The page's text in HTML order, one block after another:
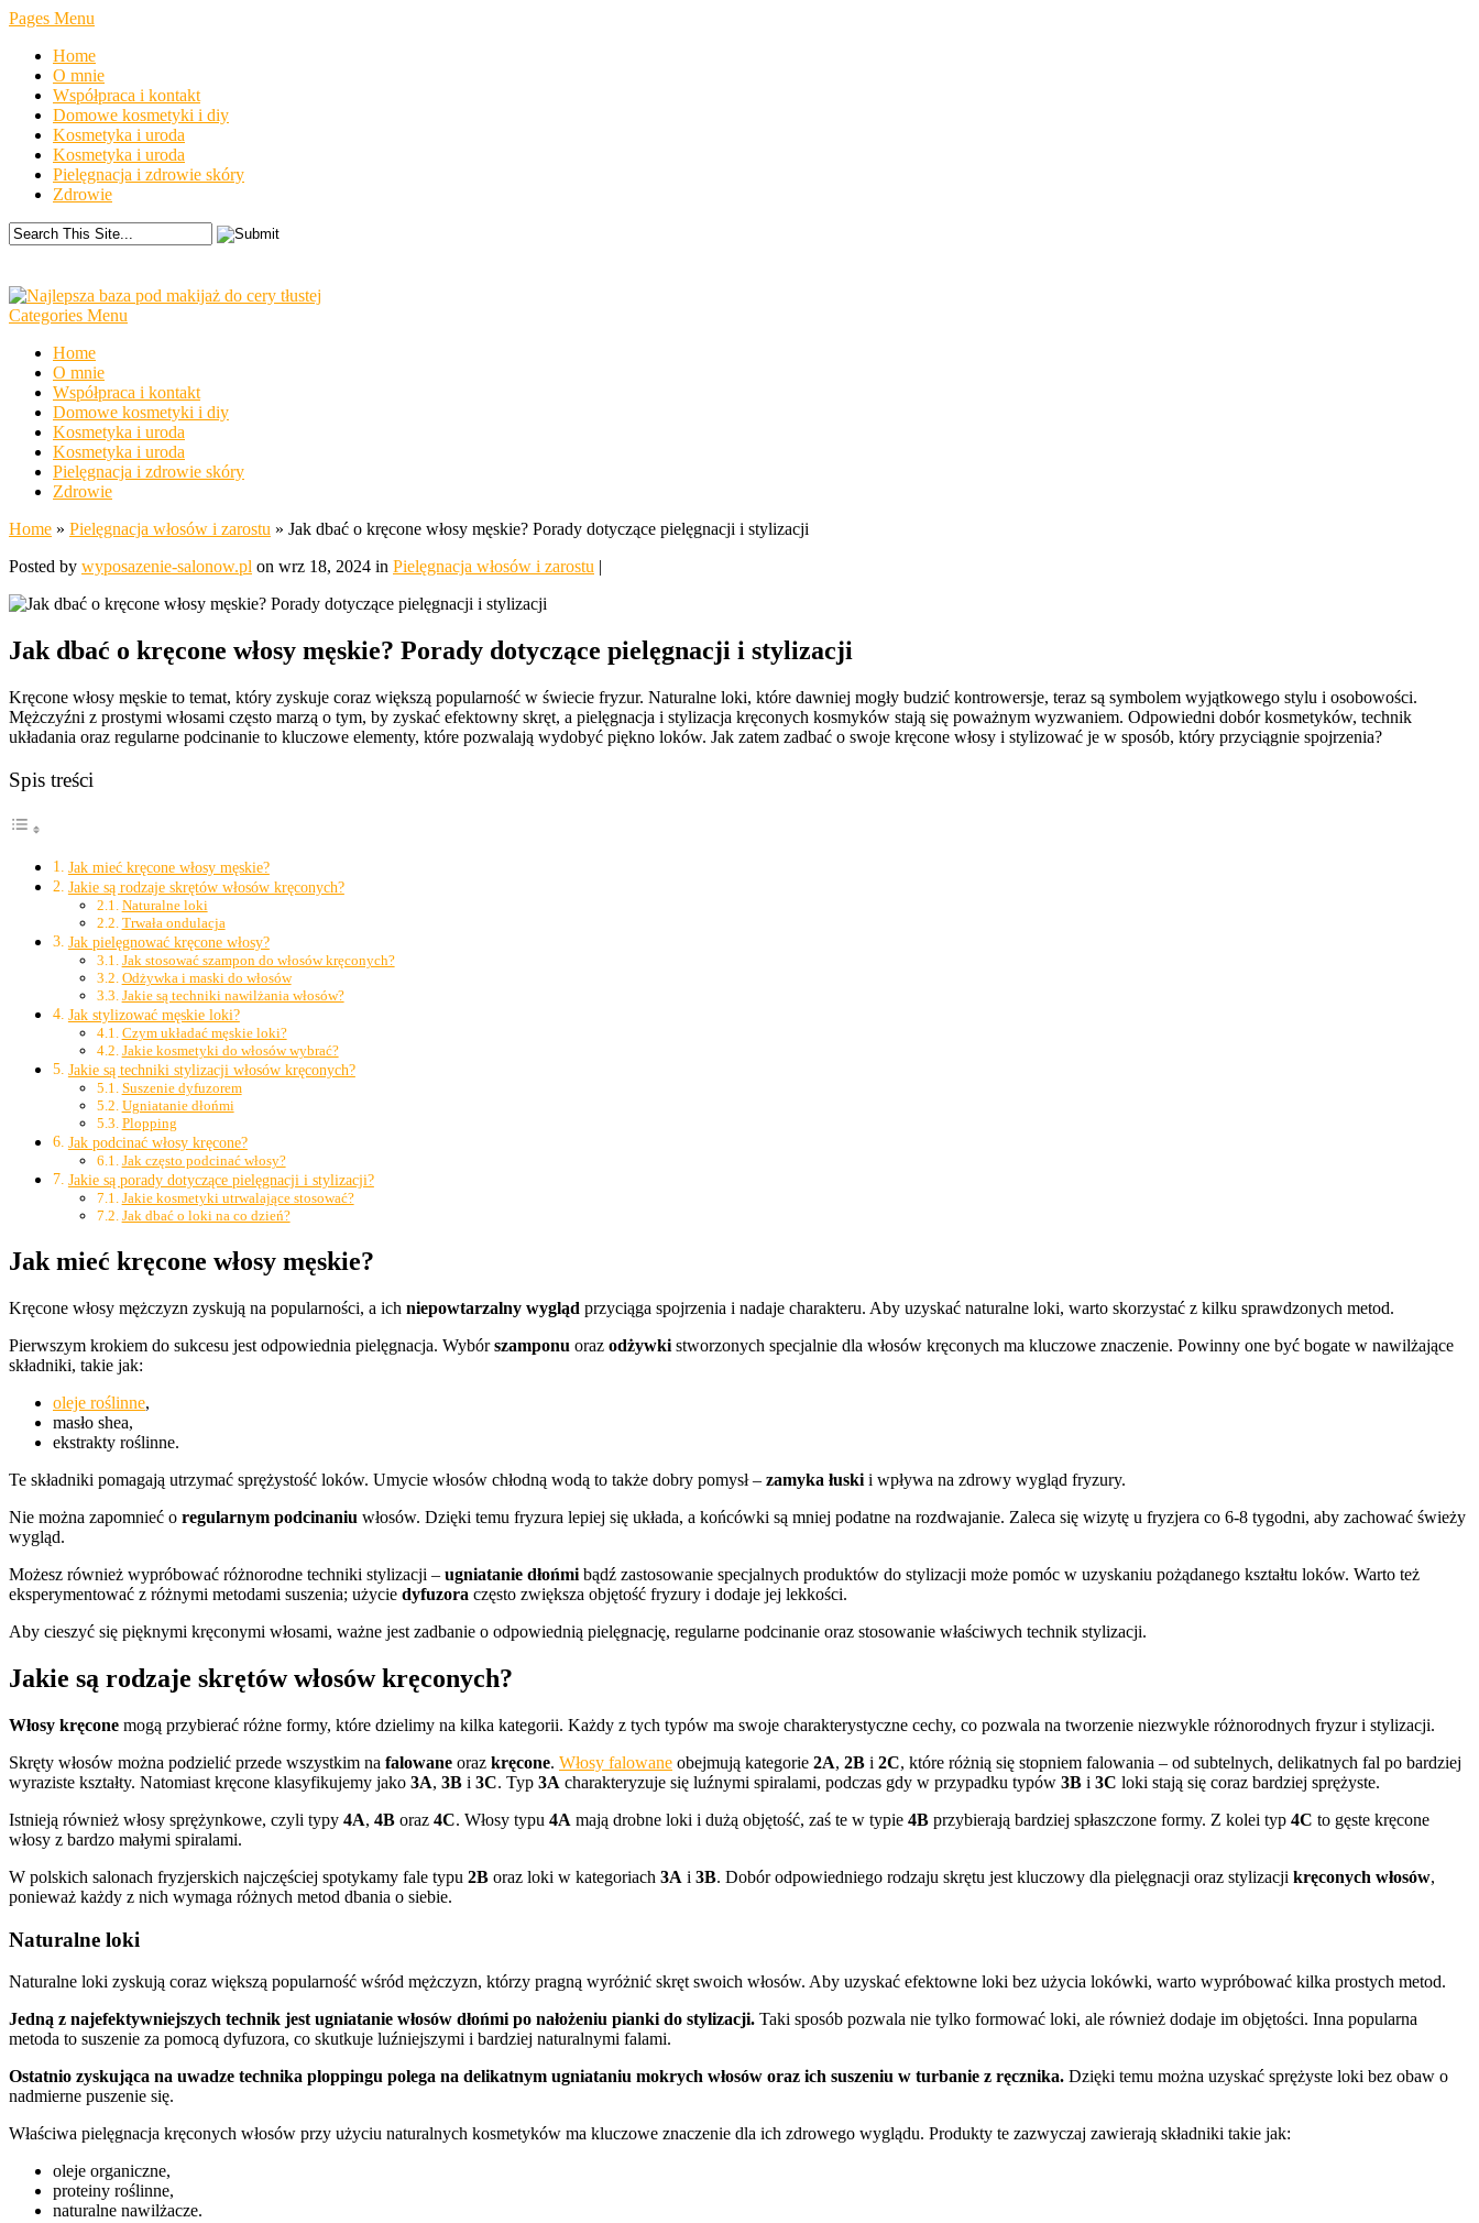
Pages Menu
Home
O mnie
Współpraca i kontakt
Domowe kosmetyki i diy
Kosmetyka i uroda
Kosmetyka i uroda
Pielęgnacja i zdrowie skóry
Zdrowie
Categories Menu
Home
O mnie
Współpraca i kontakt
Domowe kosmetyki i diy
Kosmetyka i uroda
Kosmetyka i uroda
Pielęgnacja i zdrowie skóry
Zdrowie
Home » Pielęgnacja włosów i zarostu » Jak dbać o kręcone włosy męskie? Porady dotyczące pielęgnacji i stylizacji
Posted by wyposazenie-salonow.pl on wrz 18, 2024 in Pielęgnacja włosów i zarostu |
Jak dbać o kręcone włosy męskie? Porady dotyczące pielęgnacji i stylizacji
Kręcone włosy męskie to temat, który zyskuje coraz większą popularność w świecie fryzur. Naturalne loki, które dawniej mogły budzić kontrowersje, teraz są symbolem wyjątkowego stylu i osobowości.
Mężczyźni z prostymi włosami często marzą o tym, by zyskać efektowny skręt, a pielęgnacja i stylizacja kręconych kosmyków stają się poważnym wyzwaniem. Odpowiedni dobór kosmetyków, technik
układania oraz regularne podcinanie to kluczowe elementy, które pozwalają wydobyć piękno loków. Jak zatem zadbać o swoje kręcone włosy i stylizować je w sposób, który przyciągnie spojrzenia?
Spis treści
Jak mieć kręcone włosy męskie?
Jakie są rodzaje skrętów włosów kręconych?
Naturalne loki
Trwała ondulacja
Jak pielęgnować kręcone włosy?
Jak stosować szampon do włosów kręconych?
Odżywka i maski do włosów
Jakie są techniki nawilżania włosów?
Jak stylizować męskie loki?
Czym układać męskie loki?
Jakie kosmetyki do włosów wybrać?
Jakie są techniki stylizacji włosów kręconych?
Suszenie dyfuzorem
Ugniatanie dłońmi
Plopping
Jak podcinać włosy kręcone?
Jak często podcinać włosy?
Jakie są porady dotyczące pielęgnacji i stylizacji?
Jakie kosmetyki utrwalające stosować?
Jak dbać o loki na co dzień?
Jak mieć kręcone włosy męskie?
Kręcone włosy mężczyzn zyskują na popularności, a ich niepowtarzalny wygląd przyciąga spojrzenia i nadaje charakteru. Aby uzyskać naturalne loki, warto skorzystać z kilku sprawdzonych metod.
Pierwszym krokiem do sukcesu jest odpowiednia pielęgnacja. Wybórszamponu oraz odżywki stworzonych specjalnie dla włosów kręconych ma kluczowe znaczenie. Powinny one być bogate w nawilżające
składniki, takie jak:
oleje roślinne,
masło shea,
ekstrakty roślinne.
Te składniki pomagają utrzymać sprężystość loków. Umycie włosów chłodną wodą to także dobry pomysł – zamyka łuski i wpływa na zdrowy wygląd fryzury.
Nie można zapomnieć o regularnym podcinaniu włosów. Dzięki temu fryzura lepiej się układa, a końcówki są mniej podatne na rozdwajanie. Zaleca się wizytę u fryzjera co 6-8 tygodni, aby zachować świeży
wygląd.
Możesz również wypróbować różnorodne techniki stylizacji – ugniatanie dłońmi bądź zastosowanie specjalnych produktów do stylizacji może pomóc w uzyskaniu pożądanego kształtu loków. Warto też
eksperymentować z różnymi metodami suszenia; użycie dyfuzora często zwiększa objętość fryzury i dodaje jej lekkości.
Aby cieszyć się pięknymi kręconymi włosami, ważne jest zadbanie o odpowiednią pielęgnację, regularne podcinanie oraz stosowanie właściwych technik stylizacji.
Jakie są rodzaje skrętów włosów kręconych?
Włosy kręcone mogą przybierać różne formy, które dzielimy na kilka kategorii. Każdy z tych typów ma swoje charakterystyczne cechy, co pozwala na tworzenie niezwykle różnorodnych fryzur i stylizacji.
Skręty włosów można podzielić przede wszystkim na falowane oraz kręcone. Włosy falowane obejmują kategorie 2A, 2B i 2C, które różnią się stopniem falowania – od subtelnych, delikatnych fal po bardziej
wyraziste kształty. Natomiast kręcone klasyfikujemy jako 3A, 3B i 3C. Typ 3A charakteryzuje się luźnymi spiralami, podczas gdy w przypadku typów 3B i 3C loki stają się coraz bardziej sprężyste.
Istnieją również włosy sprężynkowe, czyli typy 4A, 4B oraz 4C. Włosy typu 4A mają drobne loki i dużą objętość, zaś te w typie 4B przybierają bardziej spłaszczone formy. Z kolei typ 4C to gęste kręcone
włosy z bardzo małymi spiralami.
W polskich salonach fryzjerskich najczęściej spotykamy fale typu 2B oraz loki w kategoriach 3A i 3B. Dobór odpowiedniego rodzaju skrętu jest kluczowy dla pielęgnacji oraz stylizacji kręconych włosów,
ponieważ każdy z nich wymaga różnych metod dbania o siebie.
Naturalne loki
Naturalne loki zyskują coraz większą popularność wśród mężczyzn, którzy pragną wyróżnić skręt swoich włosów. Aby uzyskać efektowne loki bez użycia lokówki, warto wypróbować kilka prostych metod.
Jedną z najefektywniejszych technik jest ugniatanie włosów dłońmi po nałożeniu pianki do stylizacji. Taki sposób pozwala nie tylko formować loki, ale również dodaje im objętości. Inna popularna
metoda to suszenie za pomocą dyfuzora, co skutkuje luźniejszymi i bardziej naturalnymi falami.
Ostatnio zyskująca na uwadze technika ploppingu polega na delikatnym ugniataniu mokrych włosów oraz ich suszeniu w turbanie z ręcznika. Dzięki temu można uzyskać sprężyste loki bez obaw o
nadmierne puszenie się.
Właściwa pielęgnacja kręconych włosów przy użyciu naturalnych kosmetyków ma kluczowe znaczenie dla ich zdrowego wyglądu. Produkty te zazwyczaj zawierają składniki takie jak:
oleje organiczne,
proteiny roślinne,
naturalne nawilżacze.